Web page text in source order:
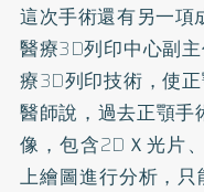
這次手術還有另一
醫療3D列印中心副
療3D列印技術，使
醫師說，過去正顎
像，包含2DＸ光片
上繪圖進行分析，